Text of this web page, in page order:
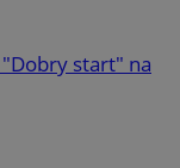
"Dobry start" na